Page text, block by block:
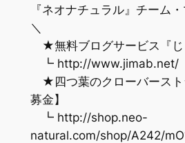
『ネオナチュラル』チー
＼
★無料ブログサービス『じ
┗ http://www.jimab.net/
★四つ葉のクローバースト
募金】
┗ http://shop.neo-
natural.com/shop/A242/